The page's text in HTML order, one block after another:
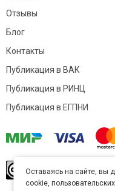
Отзывы
Блог
Контакты
Публикация в ВАК
Публикация в РИНЦ
Публикация в ЕГПНИ
Оставаясь на сайте, вы
cookie,